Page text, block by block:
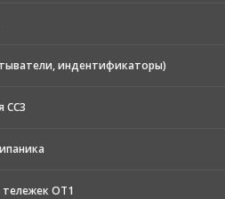
индентификаторы)
СС3
ОТ1